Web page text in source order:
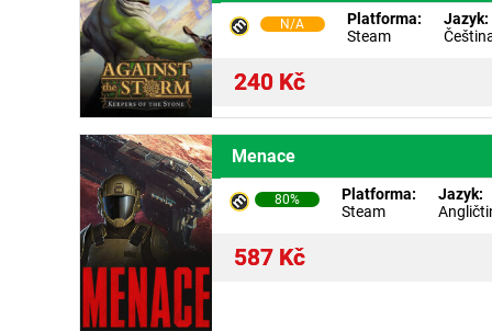
N/A
Platforma:
Steam
Jazyk:
240 Kč
Menace
80%
Platforma:
Steam
Jazyk:
587 Kč